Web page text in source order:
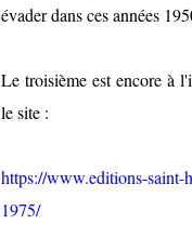
évader dans ces années
Le troisième est encore à
le site :
https://www.editions-saint-
1975/